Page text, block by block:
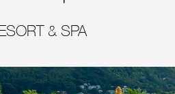
& SPA